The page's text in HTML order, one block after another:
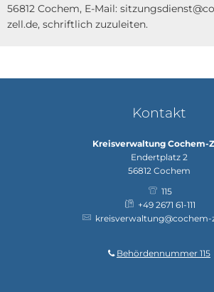
56812 Cochem, E-Mail:
zell.de, schriftlich zuzuleiten.
Kontakt
Kreisverwaltung Cochem-
Endertplatz 2
56812 Cochem
115
+49 2671 61-111
kreisverwaltung@cochem-
Behördennummer 115